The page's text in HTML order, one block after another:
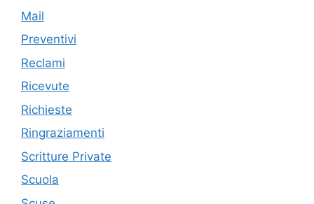
Mail
Preventivi
Reclami
Ricevute
Richieste
Ringraziamenti
Scritture Private
Scuola